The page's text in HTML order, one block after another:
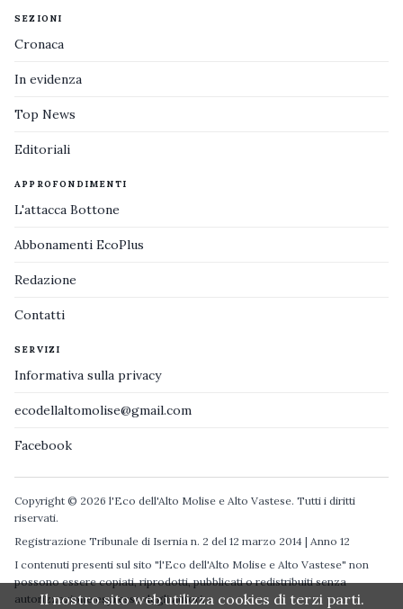
SEZIONI
Cronaca
In evidenza
Top News
Editoriali
APPROFONDIMENTI
L'attacca Bottone
Abbonamenti EcoPlus
Redazione
Contatti
SERVIZI
Informativa sulla privacy
ecodellaltomolise@gmail.com
Facebook
Copyright © 2026 l'Eco dell'Alto Molise e Alto Vastese. Tutti i diritti
riservati.
Registrazione Tribunale di Isernia n. 2 del 12 marzo 2014 | Anno 12
I contenuti presenti sul sito "l'Eco dell'Alto Molise e Alto Vastese" non
possono essere copiati, riprodotti, pubblicati o redistribuiti senza
autorizzazione espressa degli autori.
Il nostro sito web utilizza cookies di terzi parti.